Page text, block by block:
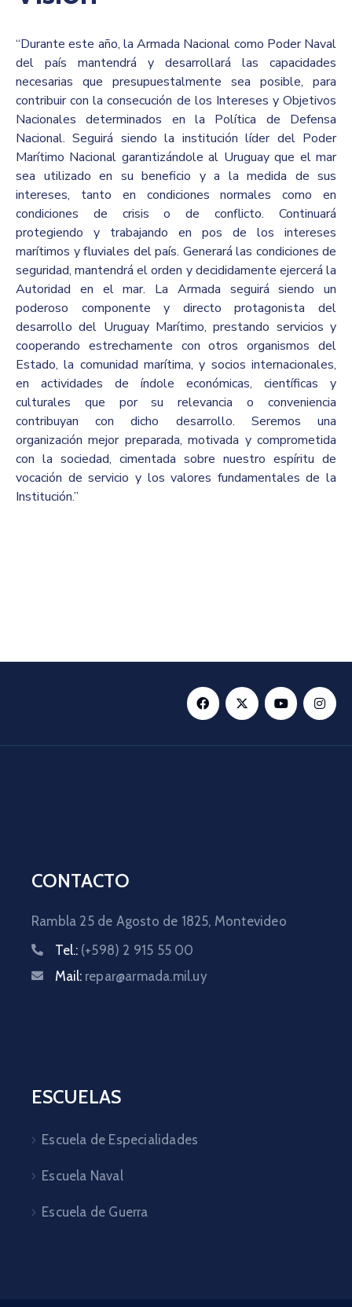
“Durante este año, la Armada Nacional como Poder Naval
del país mantendrá y desarrollará las capacidades
necesarias que presupuestalmente sea posible, para
contribuir con la consecución de los Intereses y Objetivos
Nacionales determinados en la Política de Defensa
Nacional. Seguirá siendo la institución líder del Poder
Marítimo Nacional garantizándole al Uruguay que el mar
sea utilizado en su beneficio y a la medida de sus
intereses, tanto en condiciones normales como en
condiciones de crisis o de conflicto. Continuará
protegiendo y trabajando en pos de los intereses
marítimos y fluviales del país. Generará las condiciones de
seguridad, mantendrá el orden y decididamente ejercerá la
Autoridad en el mar. La Armada seguirá siendo un
poderoso componente y directo protagonista del
desarrollo del Uruguay Marítimo, prestando servicios y
cooperando estrechamente con otros organismos del
Estado, la comunidad marítima, y socios internacionales,
en actividades de índole económicas, científicas y
culturales que por su relevancia o conveniencia
contribuyan con dicho desarrollo. Seremos una
organización mejor preparada, motivada y comprometida
con la sociedad, cimentada sobre nuestro espíritu de
vocación de servicio y los valores fundamentales de la
Institución.”
CONTACTO
Rambla 25 de Agosto de 1825, Montevideo
Tel.: (+598) 2 915 55 00
Mail: repar@armada.mil.uy
ESCUELAS
Escuela de Especialidades
Escuela Naval
Escuela de Guerra